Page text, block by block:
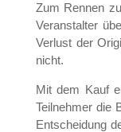
Zum Rennen
Veranstalter
Verlust der
nicht.
Mit dem Kauf
Teilnehmer die
Entscheidung